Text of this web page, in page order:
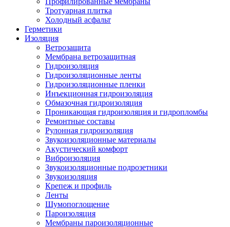
Тротуарная плитка
Холодный асфальт
Герметики
Изоляция
Ветрозащита
Мембрана ветрозащитная
Гидроизоляция
Гидроизоляционные ленты
Гидроизоляционные пленки
Инъекционная гидроизоляция
Обмазочная гидроизоляция
Проникающая гидроизоляция и гидропломбы
Ремонтные составы
Рулонная гидроизоляция
Звукоизоляционные материалы
Акустический комфорт
Виброизоляция
Звукоизоляционные подрозетники
Звукоизоляция
Крепеж и профиль
Ленты
Шумопоглощение
Пароизоляция
Мембраны пароизоляционные